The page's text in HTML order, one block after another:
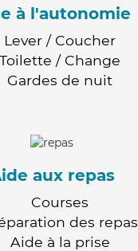
à l'autonomie
Lever / Coucher
Toilette / Change
Gardes de nuit
aux repas
Courses
des repas
Aide à la prise